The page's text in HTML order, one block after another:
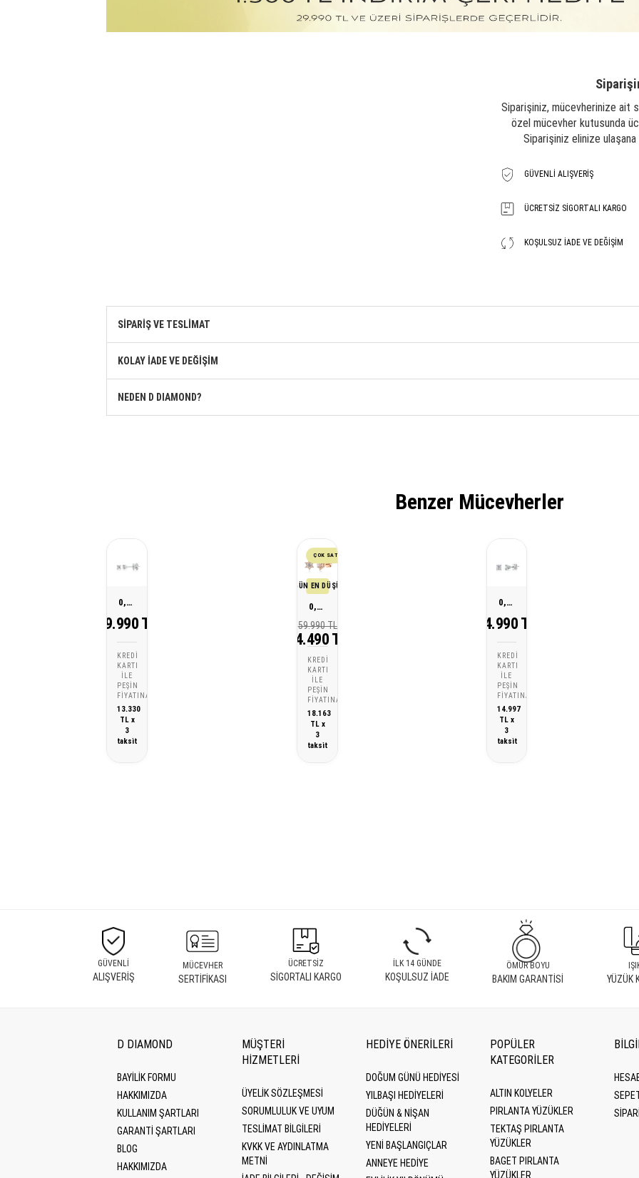
Siparişiniz, mücevherinize ait
özel mücevher kutusunda
Siparişiniz elinize ulaşana
GÜVENLI ALIŞVERIŞ
ÜCRETSIZ SIGORTALI KARGO
KOŞULSUZ İADE VE DEĞIŞIM
SİPARİŞ VE TESLİMAT
KOLAY İADE VE DEĞİŞİM
NEDEN D DIAMOND?
Benzer Mücevherler
0,50 Karat Pırlanta Tektaş Küpe
39.990 TL
KREDI
KARTI
ILE
PEŞIN
FIYATINA
13.330
TL x
3
taksit
ÇOK SATAN
SON 30 GÜN EN DÜŞÜK FİYATI
0,75 Karat Lotus Pırlanta Tektaş Küpe
59.990 TL
54.490 TL
KREDI
KARTI
ILE
PEŞIN
FIYATINA
18.163
TL x
3
taksit
0,58 Karat Pırlanta Tektaş Küpe
44.990 TL
KREDI
KARTI
ILE
PEŞIN
FIYATINA
14.997
TL x
3
taksit
GÜVENLİ
ALIŞVERİŞ
MÜCEVHER
SERTİFİKASI
ÜCRETSİZ
SİGORTALI KARGO
İLK 14 GÜNDE
KOŞULSUZ İADE
ÖMÜR BOYU
BAKIM GARANTİSİ YÜZÜK
D DIAMOND
BAYİLİK FORMU
HAKKIMIZDA
KULLANIM ŞARTLARI
GARANTI ŞARTLARI
BLOG
HAKKIMIZDA
MÜŞTERİ
HİZMETLERİ
ÜYELIK SÖZLEŞMESI
SORUMLULUK VE UYUM
TESLIMAT BILGILERI
KVKK VE AYDINLATMA
METNI
HEDİYE ÖNERİLERİ
DOĞUM GÜNÜ HEDIYESI
YILBAŞI HEDIYELERI
DÜĞÜN & NIŞAN
HEDIYELERI
YENI BAŞLANGIÇLAR
ANNEYE HEDIYE
POPÜLER
KATEGORILER
ALTIN KOLYELER
PIRLANTA YÜZÜKLER
TEKTAŞ PIRLANTA
YÜZÜKLER
BAGET PIRLANTA
YÜZÜKLER